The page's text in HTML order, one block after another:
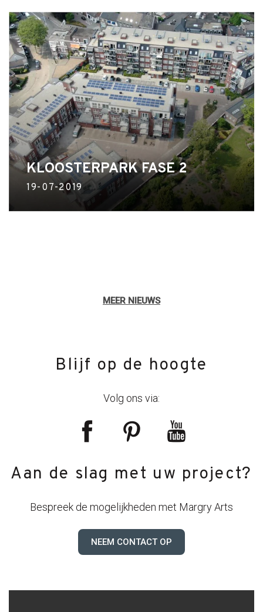
KLOOSTERPARK FASE 2
19-07-2019
MEER NIEUWS
Blijf op de hoogte
Volg ons via:
Aan de slag met uw project?
Bespreek de mogelijkheden met Margry Arts
NEEM CONTACT OP